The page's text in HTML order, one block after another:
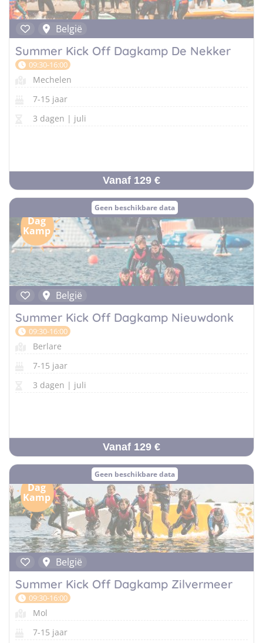
België
Summer Kick Off Dagkamp De Nekker
09:30-16:00
Mechelen
7-15 jaar
3 dagen | juli
Vanaf 129 €
Geen beschikbare data
Dag
Kamp
België
Summer Kick Off Dagkamp Nieuwdonk
09:30-16:00
Berlare
7-15 jaar
3 dagen | juli
Vanaf 129 €
Geen beschikbare data
Dag
Kamp
België
Summer Kick Off Dagkamp Zilvermeer
09:30-16:00
Mol
7-15 jaar